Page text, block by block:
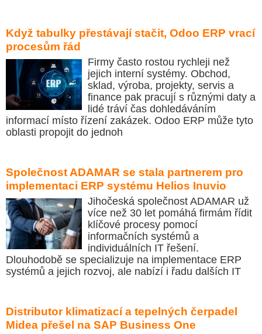
Když tabulky přestávají stačit, Odoo ERP vrací
procesům řád
Firmy často rostou rychleji než
jejich interní systémy. Obchod,
sklad, výroba, projekty, servis a
finance pak pracují s různými daty a
lidé tráví čas dohledáváním
informací místo řízení zakázek. Odoo ERP může tyto
oblasti propojit do jednoh
Společnost ADAMAR se stala partnerem pro
implementaci ERP systému Helios Inuvio
Jihočeská společnost ADAMAR už
více než 30 let pomáhá firmám řídit
klíčové procesy pomocí
informačních systémů a
individuálních IT řešení.
Dlouhodobě se specializuje na implementace ERP
systémů a jejich rozvoj, ale nabízí i řadu dalších IT
Distributor klimatizací a tepelných čerpadel
Midea přešel na SAP Business One